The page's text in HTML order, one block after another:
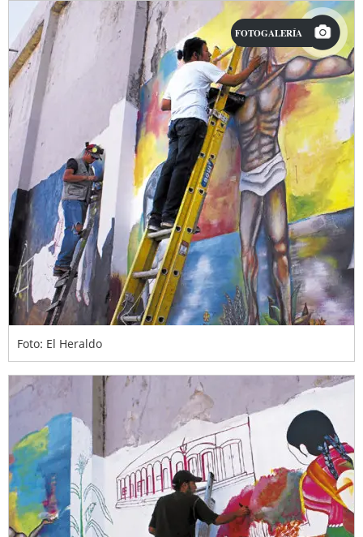
FOTOGALERÍA
Foto: El Heraldo